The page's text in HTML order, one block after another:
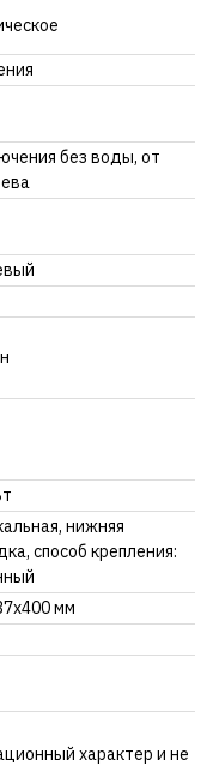
без воды, от
нижняя
способ крепления:
мм
характер и не